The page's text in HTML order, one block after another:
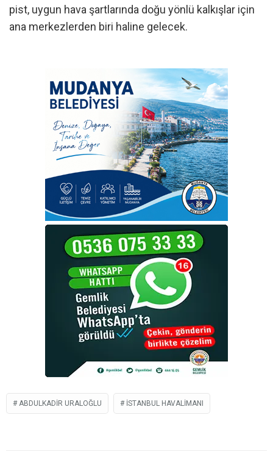
pist, uygun hava şartlarında doğu yönlü kalkışlar için
ana merkezlerden biri haline gelecek.
ABDULKADIR URALOĞLU İSTANBUL HAVALIMANI